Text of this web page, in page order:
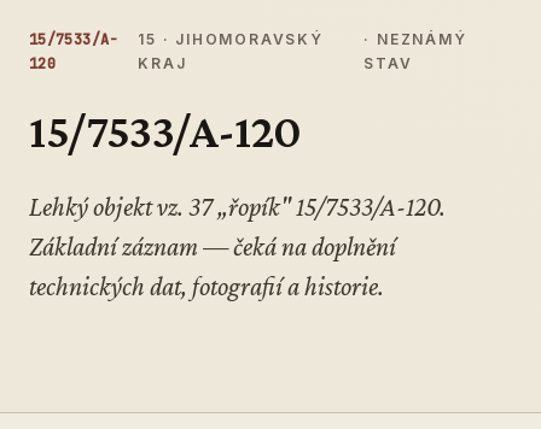
15/7533/A-
120
15 · JIHOMORAVSKÝ
KRAJ
· NEZNÁMÝ
STAV
15/7533/A-120
Lehký objekt vz. 37 „řopík" 15/7533/A-120.
Základní záznam — čeká na doplnění
technických dat, fotografií a historie.